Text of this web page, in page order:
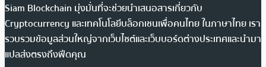
Siam Blockchain มุ่งมั่นที่จะช่วยนำเสนอสารเกี่ยวกับ
Cryptocurrency และเทคโนโลยีบล็อกเชนเพื่อคนไทย ในภาษาไทย เรา
รวบรวมข้อมูลส่วนใหญ่จากเว็บไซต์และเว็บบอร์ดต่างประเทศและนำมา
แปลส่งตรงถึงฟีดคุณ